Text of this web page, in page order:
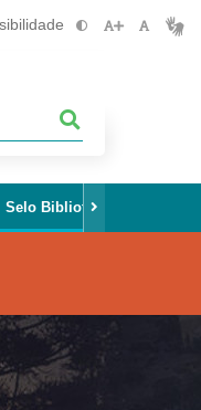
Selo Biblioteca Paraná